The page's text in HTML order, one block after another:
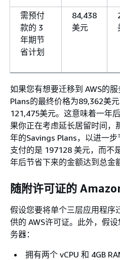
需预付
款的 3
年期节
省计划
84,438
美元
如果您有想要迁移到 AWS的
Plans的最终价格为89,362美
121,475美元。这意味着一年
果你正在考虑延长居留时间，
年的Savings Plans，以进一
支付的是 197128 美元，而不
年后节省下来的金额达到总金
随附许可证的
假设您要将单个三层应用程序
供的 AWS许可证。此外，假
务器：
拥有两个 vCPU 和 4GB